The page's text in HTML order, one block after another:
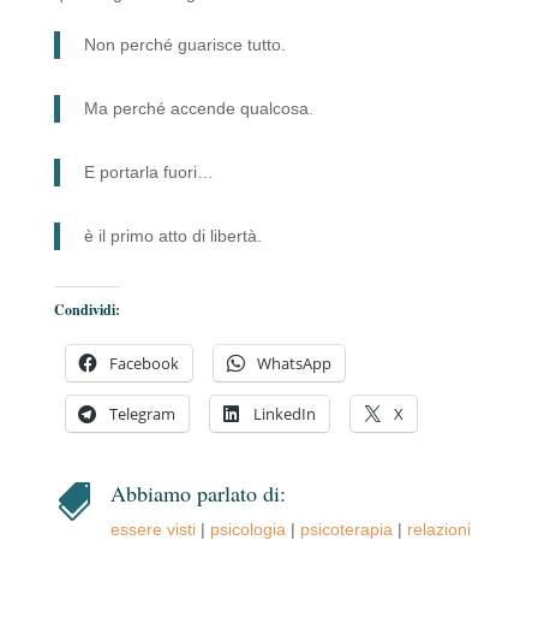
Non perché guarisce tutto.
Ma perché accende qualcosa.
E portarla fuori…
è il primo atto di libertà.
Condividi:
Facebook WhatsApp
Telegram LinkedIn X
 Abbiamo parlato di:
essere visti| psicologia| psicoterapia| relazioni